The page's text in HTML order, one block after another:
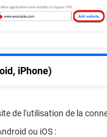
iPhone)
de l'utilisation de la
ou iOS :